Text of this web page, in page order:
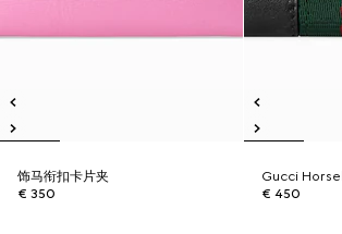
饰马衔扣卡片夹
€ 350
Gucci
€ 450